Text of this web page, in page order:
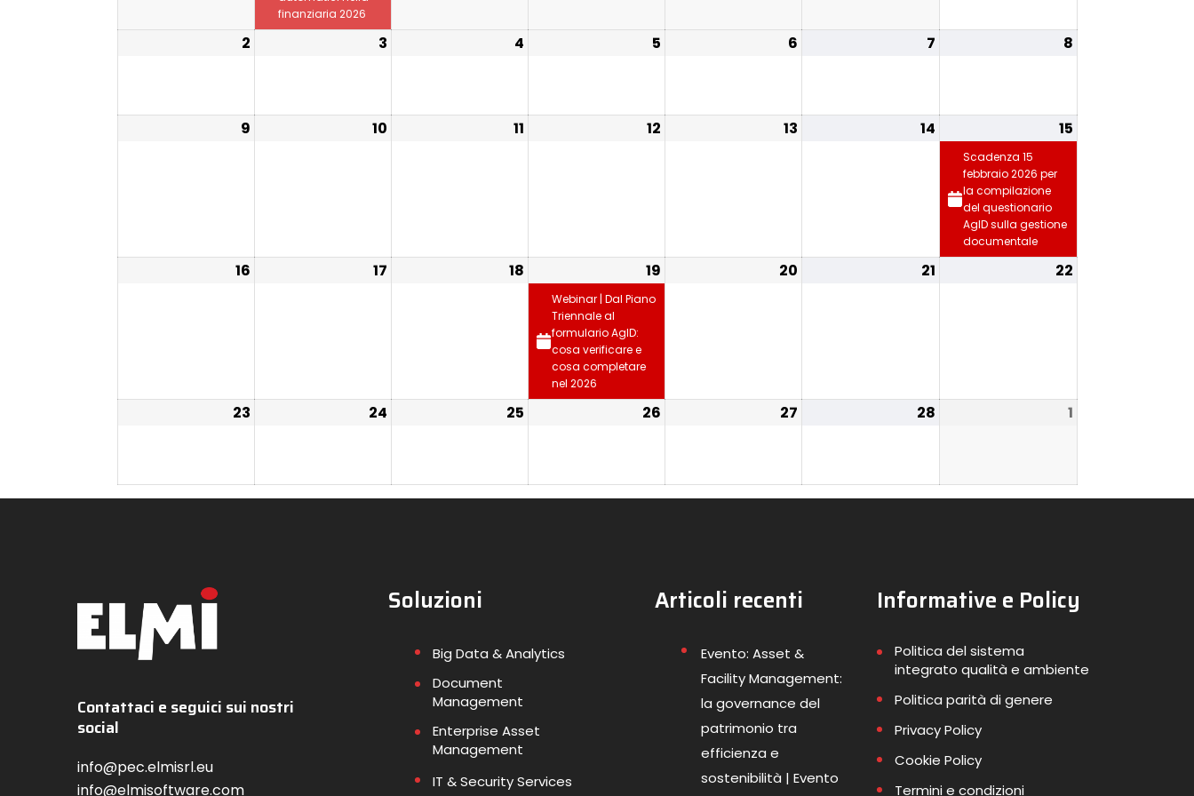
finanziaria 2026
2 3 4 5 6 7 8
9 10 11 12 13 14 15
Scadenza 15
febbraio 2026 per
la compilazione
del questionario
AgID sulla gestione
documentale
16 17 18 19
Webinar | Dal Piano
Triennale al
formulario AgID:
cosa verificare e
cosa completare
nel 2026
20 21 22
23 24 25 26 27 28 1
Contattaci e seguici sui nostri
social
info@pec.elmisrl.eu
info@elmisoftware.com
Soluzioni
Big Data & Analytics
Document
Management
Enterprise Asset
Management
IT & Security Services
Articoli recenti
Evento: Asset &
Facility Management:
la governance del
patrimonio tra
efficienza e
sostenibilità | Evento
Informative e Policy
Politica del sistema
integrato qualità e ambiente
Politica parità di genere
Privacy Policy
Cookie Policy
Termini e condizioni